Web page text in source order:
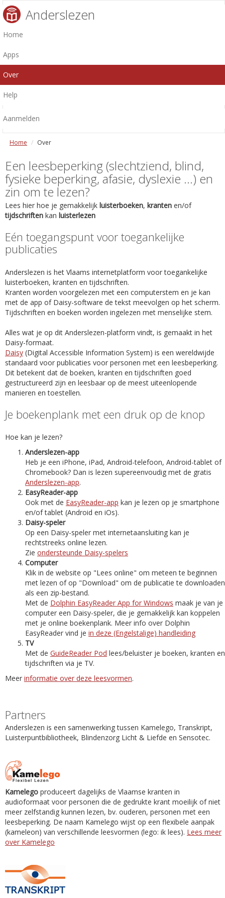
Anderslezen
Home
Apps
Over
Help
Aanmelden
Home Over
Een leesbeperking (slechtziend, blind,
fysieke beperking, afasie, dyslexie ...) en
zin om te lezen?
Lees hier hoe je gemakkelijk luisterboeken, kranten en/of
tijdschriften kan luisterlezen
Eén toegangspunt voor toegankelijke
publicaties
Anderslezen is het Vlaams internetplatform voor toegankelijke
luisterboeken, kranten en tijdschriften.
Kranten worden voorgelezen met een computerstem en je kan
met de app of Daisy-software de tekst meevolgen op het scherm.
Tijdschriften en boeken worden ingelezen met menselijke stem.
Alles wat je op dit Anderslezen-platform vindt, is gemaakt in het
Daisy-formaat.
Daisy (Digital Accessible Information System) is een wereldwijde
standaard voor publicaties voor personen met een leesbeperking.
Dit betekent dat de boeken, kranten en tijdschriften goed
gestructureerd zijn en leesbaar op de meest uiteenlopende
manieren en toestellen.
Je boekenplank met een druk op de knop
Hoe kan je lezen?
Anderslezen-app
Heb je een iPhone, iPad, Android-telefoon, Android-tablet of
Chromebook? Dan is lezen supereenvoudig met de gratis
Anderslezen-app.
EasyReader-app
Ook met de EasyReader-app kan je lezen op je smartphone
en/of tablet (Android en iOs).
Daisy-speler
Op een Daisy-speler met internetaansluiting kan je
rechtstreeks online lezen.
Zie ondersteunde Daisy-spelers
Computer
Klik in de website op "Lees online" om meteen te beginnen
met lezen of op "Download" om de publicatie te downloaden
als een zip-bestand.
Met de Dolphin EasyReader App for Windows maak je van je
computer een Daisy-speler, die je gemakkelijk kan koppelen
met je online boekenplank. Meer info over Dolphin
EasyReader vind je in deze (Engelstalige) handleiding
TV
Met de GuideReader Pod lees/beluister je boeken, kranten en
tijdschriften via je TV.
Meer informatie over deze leesvormen.
Partners
Anderslezen is een samenwerking tussen Kamelego, Transkript,
Luisterpuntbibliotheek, Blindenzorg Licht & Liefde en Sensotec.
Kamelego produceert dagelijks de Vlaamse kranten in
audioformaat voor personen die de gedrukte krant moeilijk of niet
meer zelfstandig kunnen lezen, bv. ouderen, personen met een
leesbeperking. De naam Kamelego wijst op een flexibele aanpak
(kameleon) van verschillende leesvormen (lego: ik lees). Lees meer
over Kamelego